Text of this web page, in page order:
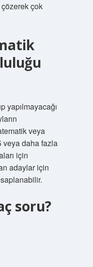
çok
yapılmayacağı
veya
veya daha fazla
için
adaylar için
soru?